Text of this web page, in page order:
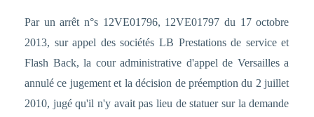
Par un arrêt n°s 12VE01796, 12VE01797 du 17 octobre
2013, sur appel des sociétés LB Prestations de service et
Flash Back, la cour administrative d'appel de Versailles a
annulé ce jugement et la décision de préemption du 2 juillet
2010, jugé qu'il n'y avait pas lieu de statuer sur la demande